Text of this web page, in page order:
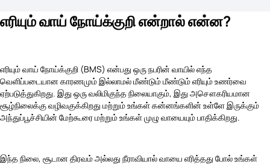
எரியும் வாய் நோய்க்குறி என்றால் என்ன?
எரியும் வாய் நோய்க்குறி (BMS) என்பது ஒரு நபரின் வாயில் எந்த
வெளிப்படையான காரணமும் இல்லாமல் மீண்டும் மீண்டும் எரியும் உணர்வை
ஏற்படுத்துகிறது. இது ஒரு வலிமிகுந்த நிலையாகும், இது அசௌகரியமான
சூழ்நிலைக்கு வழிவகுக்கிறது மற்றும் உங்கள் கன்னங்களின் உள்ளே இருக்கும்
அந்துப்பூச்சியின் மேற்கூரை மற்றும் உங்கள் முழு வாயையும் பாதிக்கிறது.
இந்த நிலை, சூடான திரவம் அல்லது நீராவியால் வாயை எரித்தது போல் உங்கள்